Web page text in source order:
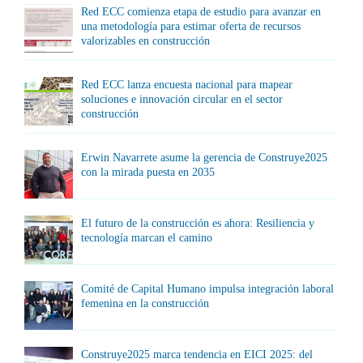
Red ECC comienza etapa de estudio para avanzar en
una metodología para estimar oferta de recursos
valorizables en construcción
Red ECC lanza encuesta nacional para mapear
soluciones e innovación circular en el sector
construcción
Erwin Navarrete asume la gerencia de Construye2025
con la mirada puesta en 2035
El futuro de la construcción es ahora: Resiliencia y
tecnología marcan el camino
Comité de Capital Humano impulsa integración laboral
femenina en la construcción
Construye2025 marca tendencia en EICI 2025: del